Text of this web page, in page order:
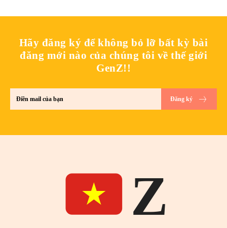
Hãy đăng ký để không bỏ lỡ bất kỳ bài
đăng mới nào của chúng tôi về thế giới
GenZ!!
Đăng ký
Z